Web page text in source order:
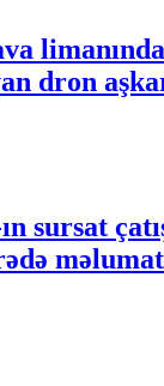
dron
sursat